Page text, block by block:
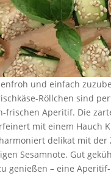
und einfach
Röllchen sind
frischen Aperitif. Die
mit einem Hauch
delikat mit der
Sesamnote. Gut
genießen – eine